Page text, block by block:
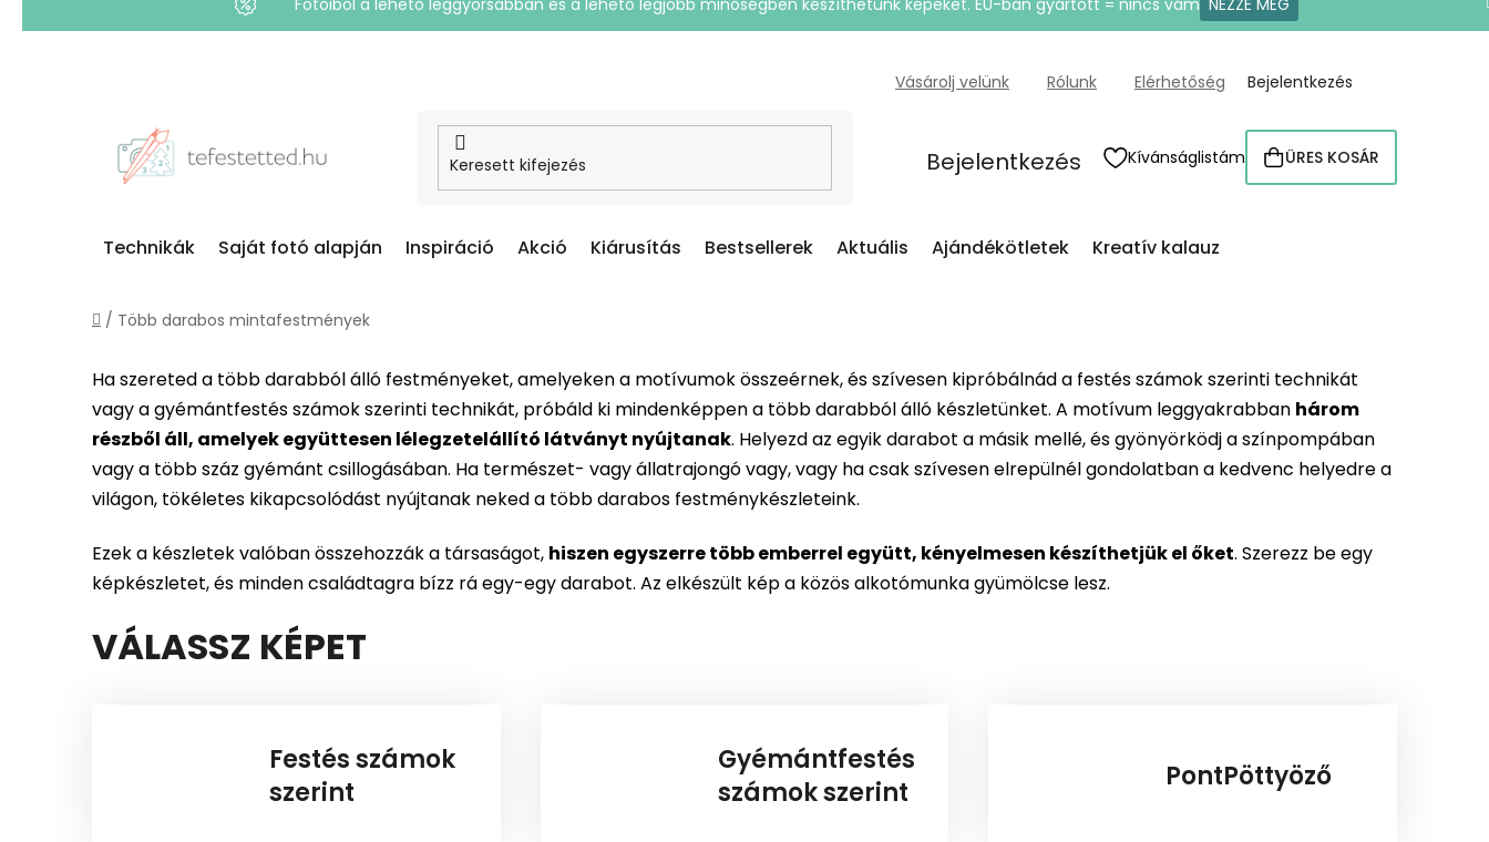
Fotóiból a lehető leggyorsabban és a lehető legjobb minőségben készíthetünk képeket. EU-ban gyártott = nincs vám NÉZZE MEG
Vásárolj velünk Rólunk Elérhetőség Bejelentkezés
Bejelentkezés Kívánságlistám KOSÁR
ÜRES KOSÁR
Technikák Saját fotó alapján Inspiráció Akció Kiárusítás Bestsellerek Aktuális Ajándékötletek Kreatív kalauz
Kezdőlap
/ Több darabos mintafestmények
Ha szereted a több darabból álló festményeket, amelyeken a motívumok összeérnek, és szívesen kipróbálnád a festés számok szerinti technikát
vagy a gyémántfestés számok szerinti technikát, próbáld ki mindenképpen a több darabból álló készletünket. A motívum leggyakrabban három
részből áll, amelyek együttesen lélegzetelállító látványt nyújtanak. Helyezd az egyik darabot a másik mellé, és gyönyörködj a színpompában
vagy a több száz gyémánt csillogásában. Ha természet- vagy állatrajongó vagy, vagy ha csak szívesen elrepülnél gondolatban a kedvenc helyedre a
világon, tökéletes kikapcsolódást nyújtanak neked a több darabos festménykészleteink.
Ezek a készletek valóban összehozzák a társaságot, hiszen egyszerre több emberrel együtt, kényelmesen készíthetjük el őket. Szerezz be egy
képkészletet, és minden családtagra bízz rá egy-egy darabot. Az elkészült kép a közös alkotómunka gyümölcse lesz.
VÁLASSZ KÉPET
Festés számok
szerint
Gyémántfestés
számok szerint
PontPöttyöző